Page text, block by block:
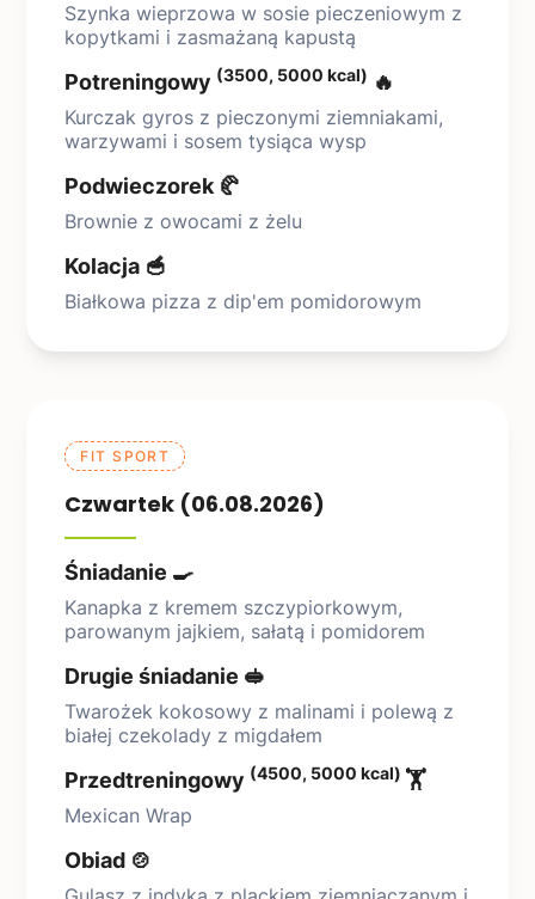
Szynka wieprzowa w sosie pieczeniowym z
kopytkami i zasmażaną kapustą
Potreningowy (3500, 5000 kcal) 🔥
Kurczak gyros z pieczonymi ziemniakami,
warzywami i sosem tysiąca wysp
Podwieczorek 🥐
Brownie z owocami z żelu
Kolacja 🥣
Białkowa pizza z dip'em pomidorowym
FIT SPORT
Czwartek (06.08.2026)
Śniadanie 🍳
Kanapka z kremem szczypiorkowym,
parowanym jajkiem, sałatą i pomidorem
Drugie śniadanie 🥪
Twarożek kokosowy z malinami i polewą z
białej czekolady z migdałem
Przedtreningowy (4500, 5000 kcal) 🏋️
Mexican Wrap
Obiad 🍲